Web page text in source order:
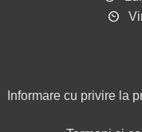
Informare cu privire la